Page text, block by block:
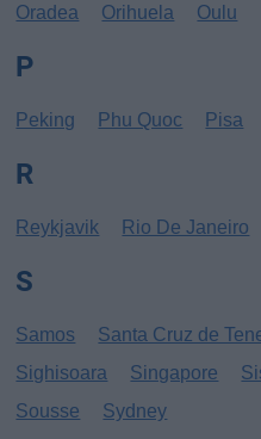
Oradea Orihuela Oulu
P
Peking Phu Quoc Pisa
R
Reykjavik Rio De Janeiro
S
Samos Santa Cruz de
Sighisoara
Singapore
Sousse
Sydney